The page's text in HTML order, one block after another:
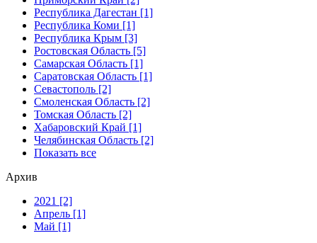
Республика Дагестан [1]
Республика Коми [1]
Республика Крым [3]
Ростовская Область [5]
Самарская Область [1]
Саратовская Область [1]
Севастополь [2]
Смоленская Область [2]
Томская Область [2]
Хабаровский Край [1]
Челябинская Область [2]
Показать все
Архив
2021 [2]
Апрель [1]
Май [1]